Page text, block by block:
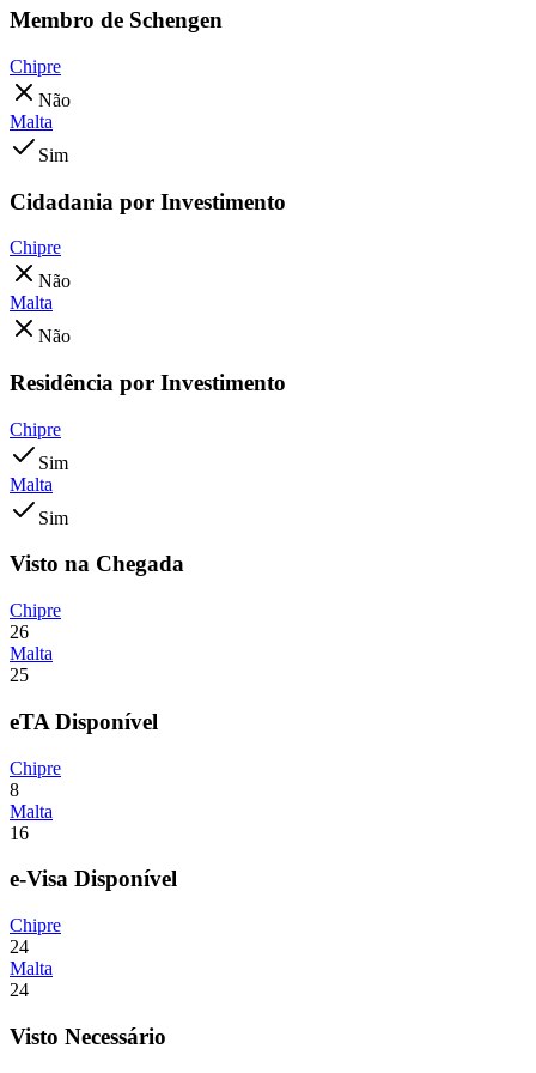
Membro de Schengen
Chipre
Não
Malta
Sim
Cidadania por Investimento
Chipre
Não
Malta
Não
Residência por Investimento
Chipre
Sim
Malta
Sim
Visto na Chegada
Chipre
26
Malta
25
eTA Disponível
Chipre
8
Malta
16
e-Visa Disponível
Chipre
24
Malta
24
Visto Necessário